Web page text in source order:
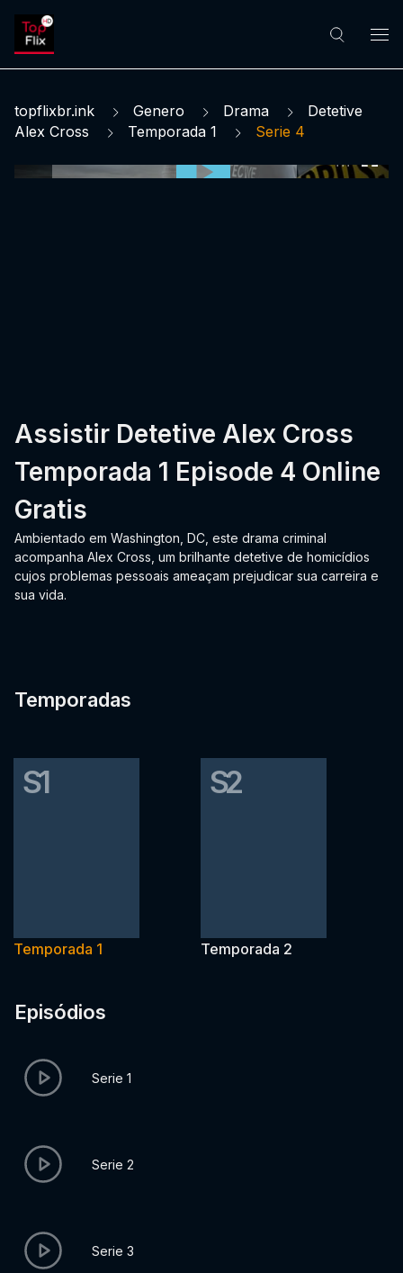
topflixbr.ink Genero Drama
Detetive
Alex Cross
Temporada 1 Serie 4
Assistir Detetive Alex Cross
Temporada 1 Episode 4 Online
Gratis
Ambientado em Washington, DC, este drama criminal
acompanha Alex Cross, um brilhante detetive de homicídios
cujos problemas pessoais ameaçam prejudicar sua carreira e
sua vida.
Temporadas
S1
Temporada 1
S2
Temporada 2
Episódios
Serie 1
Serie 2
Serie 3